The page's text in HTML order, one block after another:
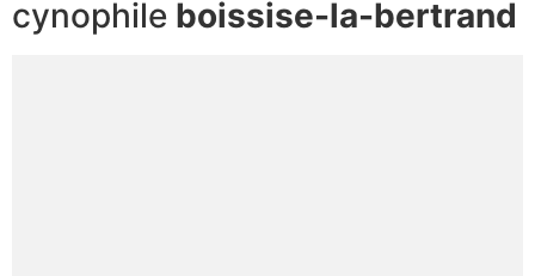
cynophile boissise-la-bertrand